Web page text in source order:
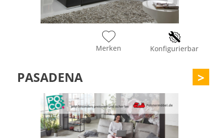
Merken Konfigurierbar
PASADENA >